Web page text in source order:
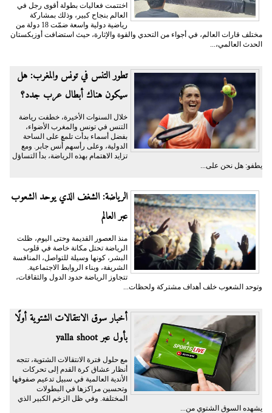
اختتمت فعاليات بطولة أقوى رجل في
العالم بنجاح كبير، وذلك بمشاركة
رياضية دولية واسعة ضمّت 18 دولة من
مختلف قارات العالم، في أجواء من التحدي والقوة والإثارة، حيث استضافت أوزبكستان
الحدث العالمي،...
تطور التنس في تونس والمغرب: هل
سيكون هناك أبطال عرب جدد؟
خلال السنوات الأخيرة، خطفت رياضة
التنس في تونس والمغرب الأضواء،
بفضل أسماء بدأت تلمع على الساحة
الدولية، وعلى رأسهم أُنس جابر. ومع
تزايد الاهتمام بهذه الرياضة، بدأ التساؤل
يطفو: هل نحن على...
الرياضة: الشغف الذي يوحد الشعوب
عبر العالم
منذ العصور القديمة وحتى اليوم، ظلت
الرياضة تحتل مكانة خاصة في قلوب
البشر، كونها وسيلة للتواصل، المنافسة
الشريفة، وبناء الروابط الاجتماعية.
تتجاوز الرياضة حدود الدول والثقافات،
وتوحد الشعوب خلف أهداف مشتركة ولحظات...
أخبار سوق الانتقالات الشتوية أولًا
بأول عبر yalla shoot
مع حلول فترة الانتقالات الشتوية، تتجه
أنظار عشاق كرة القدم إلى تحركات
الأندية العالمية في سبيل تدعيم صفوفها
وتحسين مراكزها في البطولات
المختلفة. وفي ظل الزخم الكبير الذي
يشهده السوق الشتوي من...